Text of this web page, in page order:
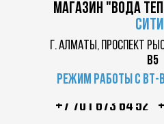
магазин "вода
г. Алматы, проспект
в5
Режим работы с вт-
+7 701 673 64 52